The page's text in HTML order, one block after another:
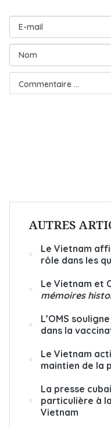
AUTRES
Le Vietnam
rôle dans les
Le Vietnam et
mémoires
L’OMS
dans la
Le Vietnam
maintien de la
La presse
particulière à
Vietnam